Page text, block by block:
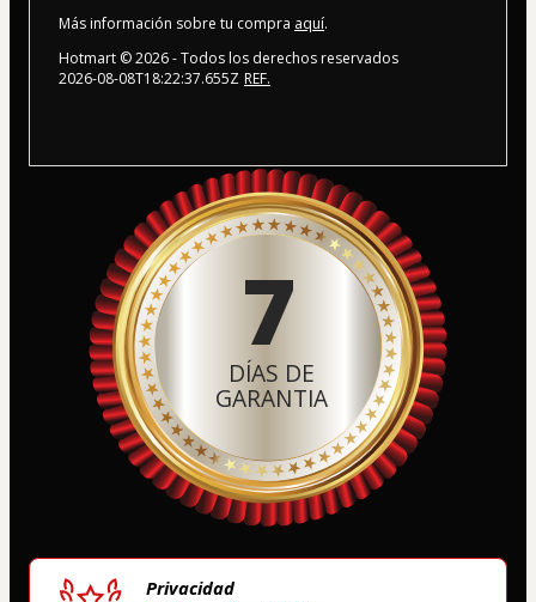
Más información sobre tu compra aquí.
Hotmart ©2026- Todos los derechos reservados
2026-08-08T18:22:37.655Z REF.
7
DÍAS DE
GARANTIA
Privacidad